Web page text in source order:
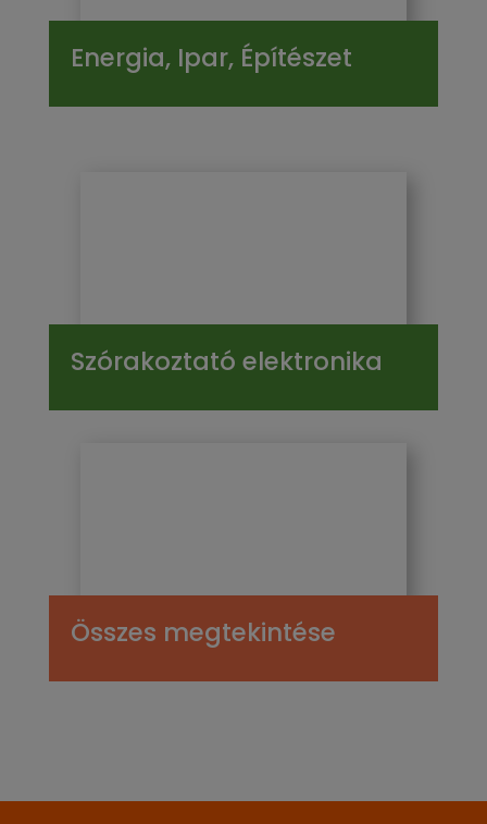
Energia, Ipar, Építészet
Szórakoztató elektronika
Összes megtekintése